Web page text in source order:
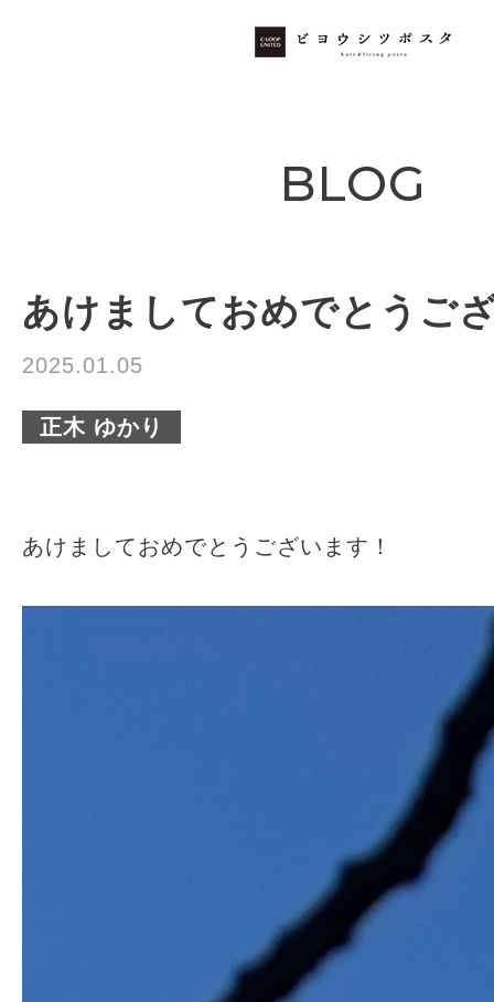
BLOG
あけましておめでとうご
2025.01.05
正木 ゆかり
あけましておめでとうございます！